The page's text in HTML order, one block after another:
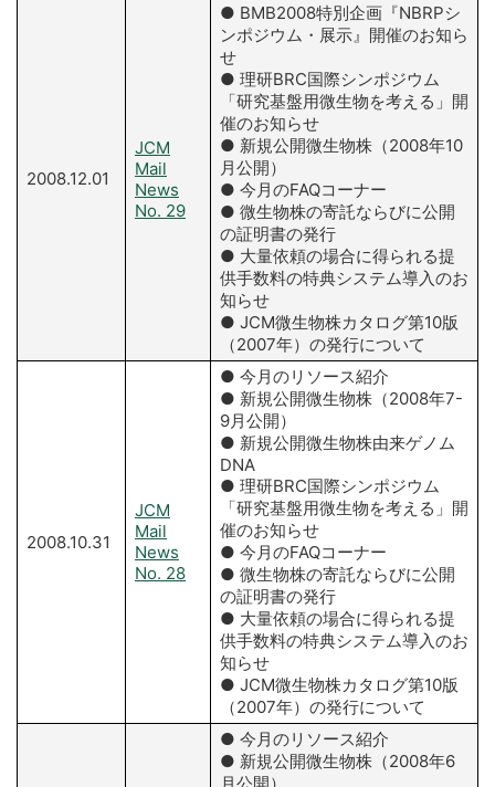
2008.12.01
JCM
Mail
News
No. 29
● BMB2008特別企画『NBRPシ
ンポジウム・展示』開催のお知ら
せ
● 理研BRC国際シンポジウム
「研究基盤用微生物を考える」開
催のお知らせ
● 新規公開微生物株（2008年10
月公開）
● 今月のFAQコーナー
● 微生物株の寄託ならびに公開
の証明書の発行
● 大量依頼の場合に得られる提
供手数料の特典システム導入のお
知らせ
● JCM微生物株カタログ第10版
（2007年）の発行について
2008.10.31
JCM
Mail
News
No. 28
● 今月のリソース紹介
● 新規公開微生物株（2008年7-
9月公開）
● 新規公開微生物株由来ゲノム
DNA
● 理研BRC国際シンポジウム
「研究基盤用微生物を考える」開
催のお知らせ
● 今月のFAQコーナー
● 微生物株の寄託ならびに公開
の証明書の発行
● 大量依頼の場合に得られる提
供手数料の特典システム導入のお
知らせ
● JCM微生物株カタログ第10版
（2007年）の発行について
● 今月のリソース紹介
● 新規公開微生物株（2008年6